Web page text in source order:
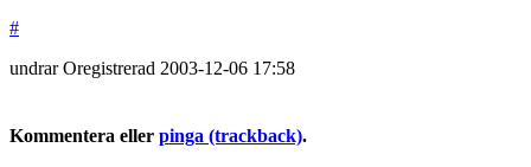
#
undrar Oregistrerad 2003-12-06 17:58
Kommentera eller pinga (trackback).